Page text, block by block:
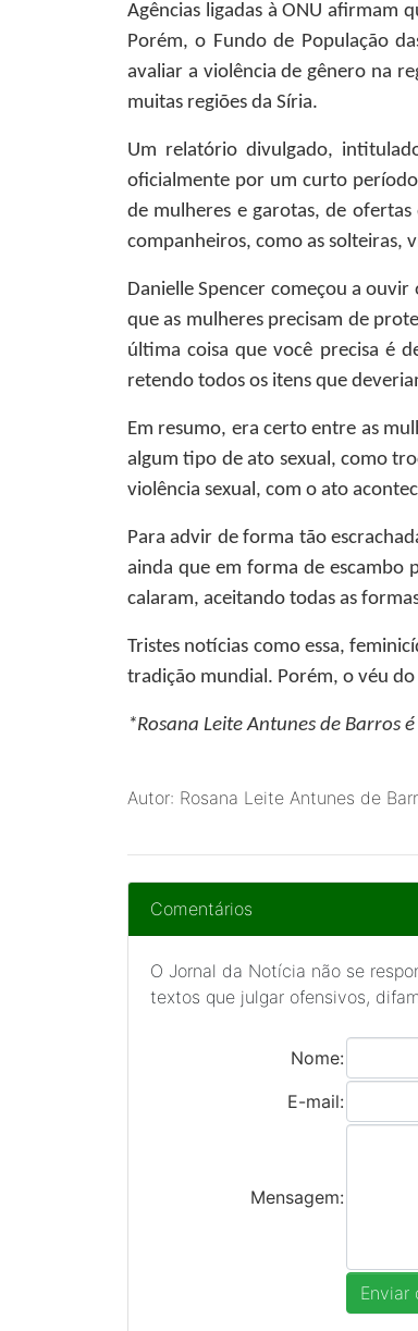
Agências ligadas à ONU afirmam
Porém, o Fundo de População
avaliar a violência de gênero na
muitas regiões da Síria.
Um relatório divulgado,
oficialmente por um curto período
de mulheres e garotas, de
companheiros, como as solteiras,
Danielle Spencer começou a
que as mulheres precisam de
última coisa que você precisa é
retendo todos os itens que
Em resumo, era certo entre as
algum tipo de ato sexual, como
violência sexual, com o ato
Para advir de forma tão
ainda que em forma de escambo
calaram, aceitando todas as
Tristes notícias como essa,
tradição mundial. Porém, o véu
*Rosana Leite Antunes de Barros
Autor: Rosana Leite Antunes de
Comentários
O Jornal da Notícia não se
textos que julgar ofensivos,
Nome:
E-mail:
Mensagem: